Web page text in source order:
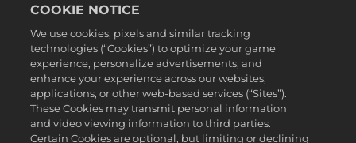
Aviso legal
Política de privacidad
Política de cookies
Atención al cliente
No vender ni compartir mis datos personales
Español
COOKIE NOTICE
We use cookies, pixels and similar tracking
technologies (“Cookies”) to optimize your game
experience, personalize advertisements, and
enhance your experience across our websites,
applications, or other web-based services (“Sites”).
These Cookies may transmit personal information
and video viewing information to third parties.
Certain Cookies are optional, but limiting or declining